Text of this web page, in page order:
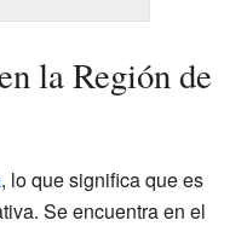
la Región de
, lo que significa que es
Se encuentra en el